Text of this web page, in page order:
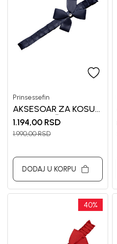
Prinsessefin
AKSESOAR ZA KOSU
ZA DEVOJČICE
PRINSESSEF
1.194,00 RSD
1.990,00RSD
DODAJ U KORPU
40%